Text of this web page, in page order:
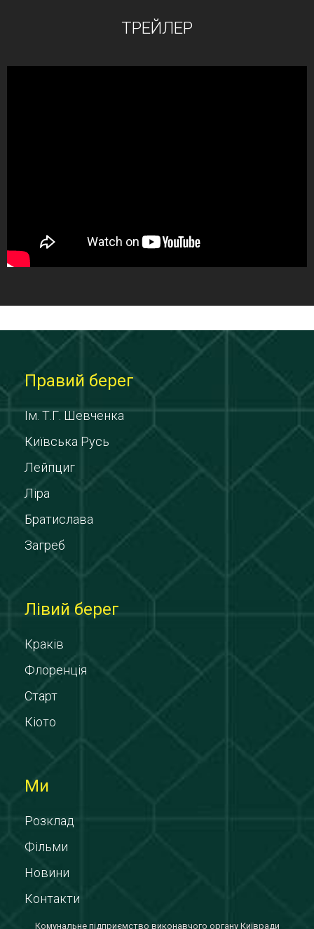
ТРЕЙЛЕР
Правий берег
Ім. Т.Г. Шевченка
Київська Русь
Лейпциг
Ліра
Братислава
Загреб
Лівий берег
Краків
Флоренція
Старт
Кіото
Ми
Розклад
Фільми
Новини
Контакти
Комунальне підприємство виконавчого органу Київради